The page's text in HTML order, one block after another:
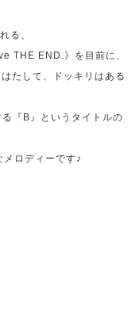
る、
THE END. 》を目前に、
たして、ドッキリはある
『 B 』というタイトルの
ロディーです♪